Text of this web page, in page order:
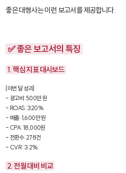
좋은 대행사는 이런 보고서를 제공합니다.
✅ 좋은 보고서의 특징
1. 핵심 지표 대시보드
[이번 달 성과]
- 광고비: 500만 원
- ROAS: 320%
- 매출: 1,600만 원
- CPA: 18,000원
- 전환수: 278건
- CVR: 3.2%
2. 전월 대비 비교